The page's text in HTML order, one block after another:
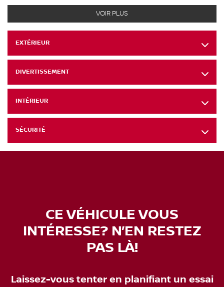
VOIR PLUS
EXTÉRIEUR
DIVERTISSEMENT
INTÉRIEUR
SÉCURITÉ
CE VÉHICULE VOUS
INTÉRESSE? N’EN RESTEZ
PAS LÀ!
Laissez-vous tenter en planifiant un essai